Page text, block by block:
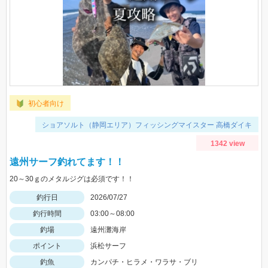
初心者向け
ショアソルト（静岡エリア）フィッシングマイスター 高橋ダイキ
1342 view
遠州サーフ釣れてます！！
20～30ｇのメタルジグは必須です！！
釣行日
2026/07/27
釣行時間
03:00～08:00
釣場
遠州灘海岸
ポイント
浜松サーフ
釣魚
カンパチ・ヒラメ・ワラサ・ブリ